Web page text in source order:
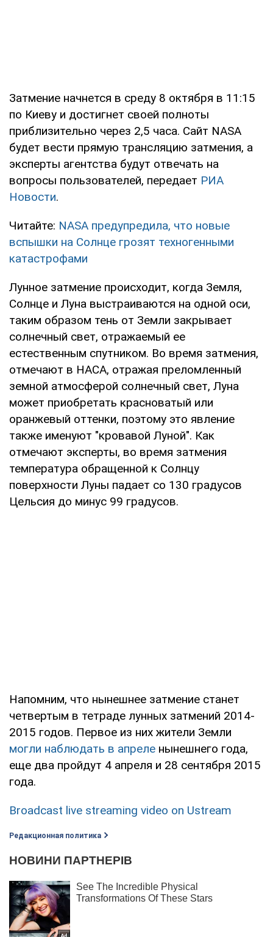
Затмение начнется в среду 8 октября в 11:15
по Киеву и достигнет своей полноты
приблизительно через 2,5 часа. Сайт NASA
будет вести прямую трансляцию затмения, а
эксперты агентства будут отвечать на
вопросы пользователей, передает РИА
Новости.
Читайте: NASA предупредила, что новые
вспышки на Солнце грозят техногенными
катастрофами
Лунное затмение происходит, когда Земля,
Солнце и Луна выстраиваются на одной оси,
таким образом тень от Земли закрывает
солнечный свет, отражаемый ее
естественным спутником. Во время затмения,
отмечают в НАСА, отражая преломленный
земной атмосферой солнечный свет, Луна
может приобретать красноватый или
оранжевый оттенки, поэтому это явление
также именуют "кровавой Луной". Как
отмечают эксперты, во время затмения
температура обращенной к Солнцу
поверхности Луны падает со 130 градусов
Цельсия до минус 99 градусов.
Напомним, что нынешнее затмение станет
четвертым в тетраде лунных затмений 2014-
2015 годов. Первое из них жители Земли
могли наблюдать в апреле нынешнего года,
еще два пройдут 4 апреля и 28 сентября 2015
года.
Broadcast live streaming video on Ustream
Редакционная политика